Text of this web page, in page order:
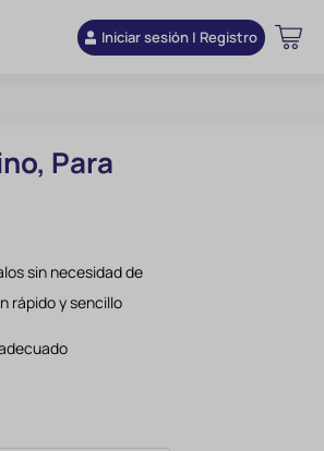
Iniciar sesión | Registro
Para
sin necesidad de
rápido y sencillo